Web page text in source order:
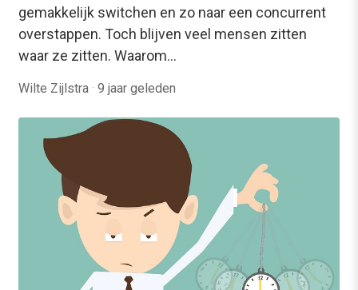
gemakkelijk switchen en zo naar een concurrent
overstappen. Toch blijven veel mensen zitten
waar ze zitten. Waarom…
Wilte Zijlstra · 9 jaar geleden